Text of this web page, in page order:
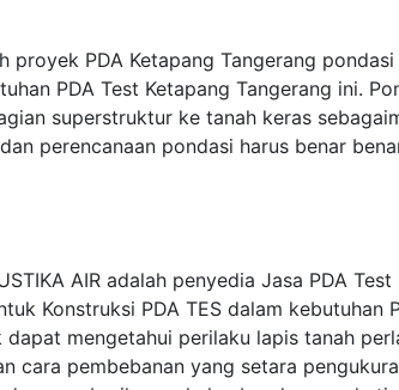
proyek PDA Ketapang Tangerang
PDA Test Ketapang Tangerang ini.
superstruktur ke tanah keras
perencanaan pondasi harus benar
AIR adalah penyedia Jasa PDA
Konstruksi PDA TES dalam kebutuhan
dapat mengetahui perilaku lapis tanah
cara pembebanan yang setara